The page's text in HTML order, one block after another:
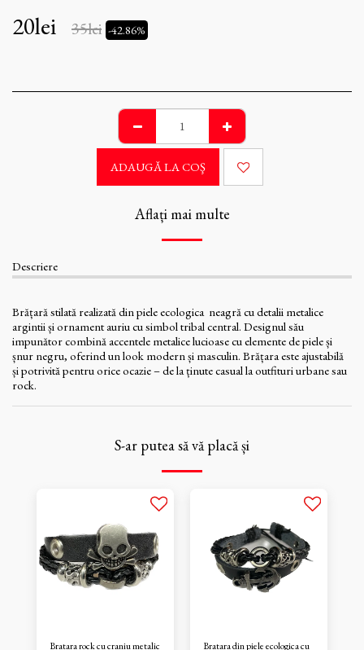
20lei 35lei -42.86%
ADAUGĂ LA COŞ
Aflați mai multe
Descriere
Brățară stilată realizată din piele ecologica neagră cu detalii metalice
argintii și ornament auriu cu simbol tribal central. Designul său
impunător combină accentele metalice lucioase cu elemente de piele și
șnur negru, oferind un look modern și masculin. Brățara este ajustabilă
și potrivită pentru orice ocazie – de la ținute casual la outfituri urbane sau
rock.
S-ar putea să vă placă și
Bratara rock cu craniu metalic
Bratara din piele ecologica cu